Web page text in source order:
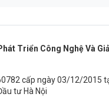
Triển Công Nghệ Và
cấp ngày 03/12/2015
tư Hà Nội